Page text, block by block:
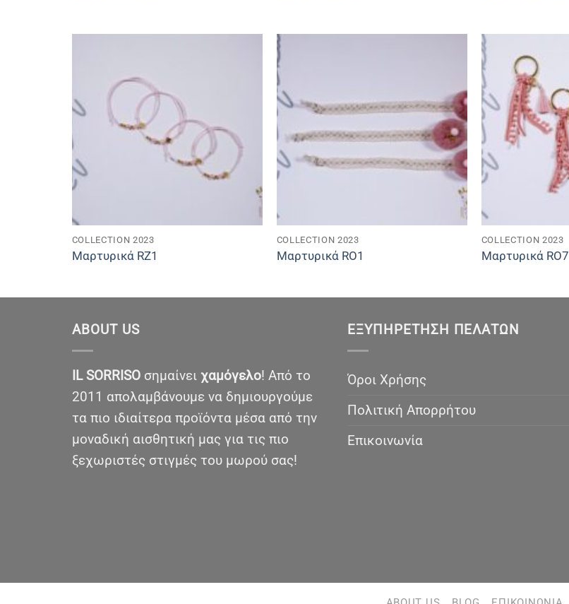
COLLECTION 2023
Μαρτυρικά RZ1
COLLECTION 2023
Μαρτυρικά RO1
COLLECTION 2023
Μαρτυρικά RO7
ABOUT US
IL SORRISO σημαίνει χαμόγελο! Από το
2011 απολαμβάνουμε να δημιουργούμε
τα πιο ιδιαίτερα προϊόντα μέσα από την
μοναδική αισθητική μας για τις πιο
ξεχωριστές στιγμές του μωρού σας!
ΕΞΥΠΗΡΈΤΗΣΗ ΠΕΛΑΤΏΝ
Όροι Χρήσης
Πολιτική Απορρήτου
Επικοινωνία